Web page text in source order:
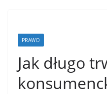
PRAWO
Jak długo